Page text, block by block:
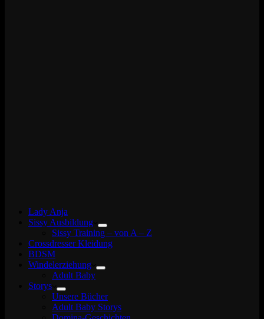
Lady Anja
Sissy Ausbildung
Sissy Training – von A – Z
Crossdresser Kleidung
BDSM
Windelerziehung
Adult Baby
Storys
Unsere Bücher
Adult Baby Storys